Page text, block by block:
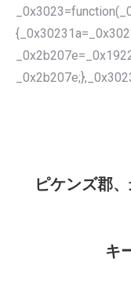
ピケンズ郡
キ